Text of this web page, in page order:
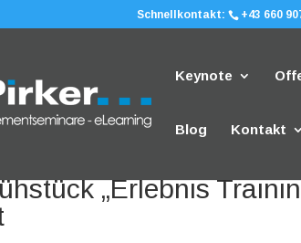
Schnellkontakt: +43 660
Keynote
Blog Kontakt
„Erlebnis